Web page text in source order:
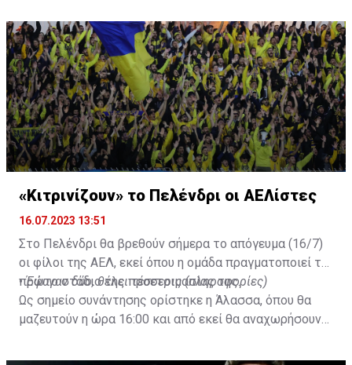
Not a done deal yet, but Mahrez is keen on the move and
Al-Ahli hope to move fast.🇸🇦
pic.twitter.com/Z0SmniQXIP
— Ben Jacobs (@JacobsBen)July 15, 2023
«Κιτρινίζουν» το Πελένδρι οι ΑΕΛίστες
16.07.2023 13:51
Στο Πελένδρι θα βρεθούν σήμερα το απόγευμα (16/7)
οι φίλοι της ΑΕΛ, εκεί όπου η ομάδα πραγματοποιεί το
πρώτο στάδιο της προετοιμασίας της.
•Έφυγαν δύο, θέλει τέσσερις (πληροφορίες)
Ως σημείο συνάντησης ορίστηκε η Άλασσα, όπου θα
μαζευτούν η ώρα 16:00 και από εκεί θα αναχωρήσουν